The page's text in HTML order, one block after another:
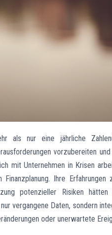
als nur eine jährliche
vorzubereiten
mit Unternehmen in Krisen
Ihre
potenzieller Risiken
vergangene Daten, sondern
oder unerwartete